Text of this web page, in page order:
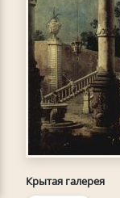
Крытая галерея